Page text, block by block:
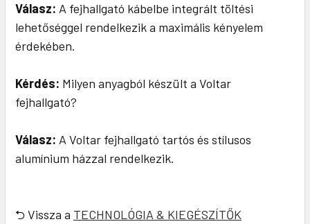
Válasz: A fejhallgató kábelbe integrált töltési
lehetőséggel rendelkezik a maximális kényelem
érdekében.
Kérdés: Milyen anyagból készült a Voltar
fejhallgató?
Válasz: A Voltar fejhallgató tartós és stílusos
alumínium házzal rendelkezik.
⮌ Vissza a TECHNOLÓGIA & KIEGÉSZÍTŐK